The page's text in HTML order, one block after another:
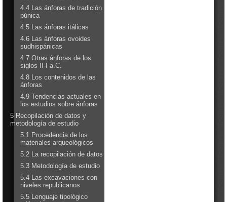
Educación
Biblioteca
Excavaciones
Restauración